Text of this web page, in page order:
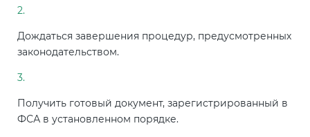
Дождаться завершения процедур, предусмотренных
законодательством.
Получить готовый документ, зарегистрированный в
ФСА в установленном порядке.